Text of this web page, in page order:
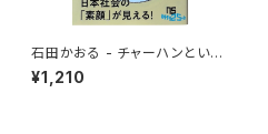
石田かおる - チャーハンという
迷宮 なぜ国民食になったのか
¥1,210